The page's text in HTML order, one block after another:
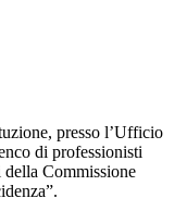
presso l’Ufficio
di professionisti
della Commissione